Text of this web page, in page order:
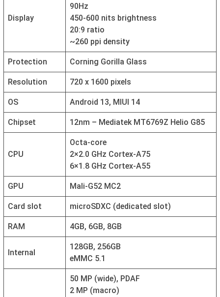
Display
90Hz
450-600 nits brightness
20:9 ratio
~260 ppi density
Protection Corning Gorilla Glass
Resolution 720 x 1600 pixels
OS Android 13, MIUI 14
Chipset 12nm – Mediatek MT6769Z Helio G85
CPU
Octa-core
2×2.0 GHz Cortex-A75
6×1.8 GHz Cortex-A55
GPU Mali-G52 MC2
Card slot microSDXC (dedicated slot)
RAM 4GB, 6GB, 8GB
Internal
128GB, 256GB
eMMC 5.1
50 MP (wide), PDAF
2 MP (macro)